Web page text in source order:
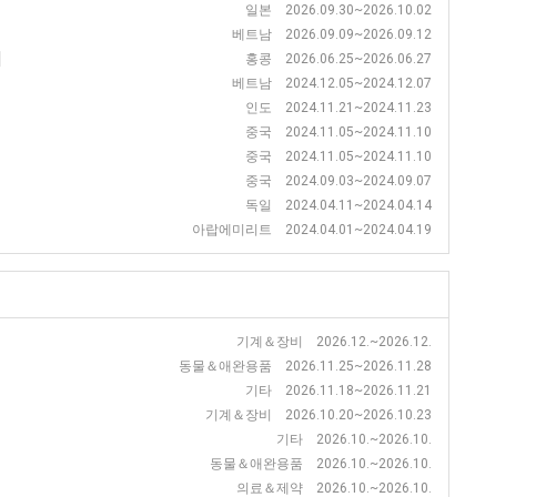
일본 2026.09.30~2026.10.02
베트남 2026.09.09~2026.09.12
홍콩 2026.06.25~2026.06.27
베트남 2024.12.05~2024.12.07
인도 2024.11.21~2024.11.23
중국 2024.11.05~2024.11.10
중국 2024.11.05~2024.11.10
중국 2024.09.03~2024.09.07
독일 2024.04.11~2024.04.14
아랍에미리트 2024.04.01~2024.04.19
기계＆장비 2026.12.~2026.12.
동물＆애완용품 2026.11.25~2026.11.28
기타 2026.11.18~2026.11.21
기계＆장비 2026.10.20~2026.10.23
기타 2026.10.~2026.10.
동물＆애완용품 2026.10.~2026.10.
의료＆제약 2026.10.~2026.10.